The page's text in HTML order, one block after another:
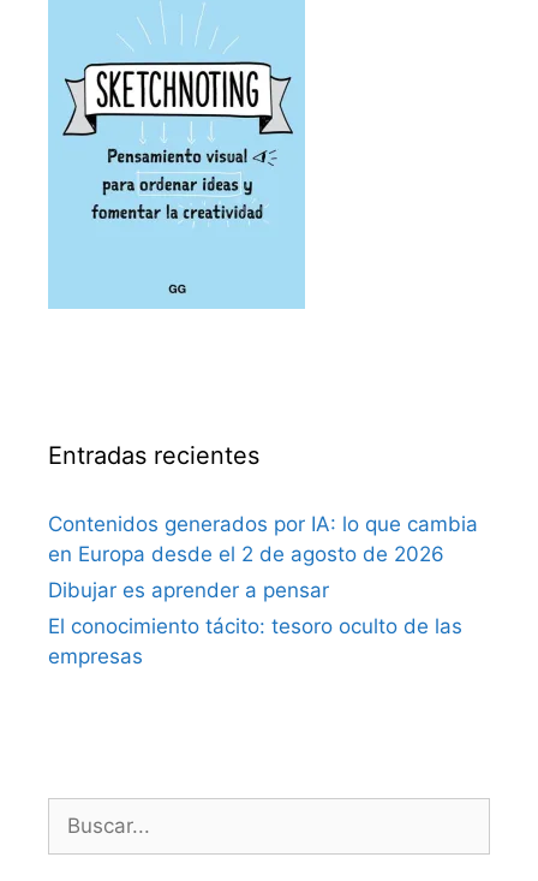
Entradas recientes
Contenidos generados por IA: lo que cambia
en Europa desde el 2 de agosto de 2026
Dibujar es aprender a pensar
El conocimiento tácito: tesoro oculto de las
empresas
Buscar: